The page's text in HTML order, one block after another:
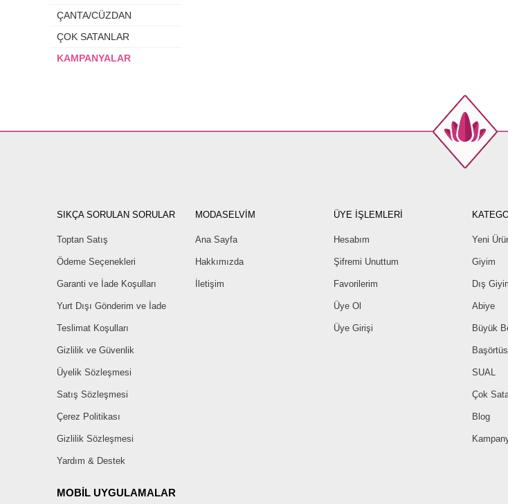
ÇANTA/CÜZDAN
ÇOK SATANLAR
KAMPANYALAR
SIKÇA SORULAN SORULAR
Toptan Satış
Ödeme Seçenekleri
Garanti ve İade Koşulları
Yurt Dışı Gönderim ve İade
Teslimat Koşulları
Gizlilik ve Güvenlik
Üyelik Sözleşmesi
Satış Sözleşmesi
Çerez Politikası
Gizlilik Sözleşmesi
Yardım & Destek
MODASELVİM
Ana Sayfa
Hakkımızda
İletişim
ÜYE İŞLEMLERİ
Hesabım
Şifremi Unuttum
Favorilerim
Üye Ol
Üye Girişi
Yeni
Giyim
Dış
Abiye
Büyük
SUAL
Çok
Blog
MOBİL UYGULAMALAR